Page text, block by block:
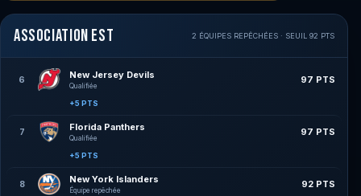
Association Est 2 ÉQUIPES REPÊCHÉES · SEUIL 92 PTS
6 New Jersey Devils
Qualifiée
97 PTS
+5 PTS
7 Florida Panthers
Qualifiée
97 PTS
+5 PTS
8 New York Islanders
Équipe repêchée
92 PTS